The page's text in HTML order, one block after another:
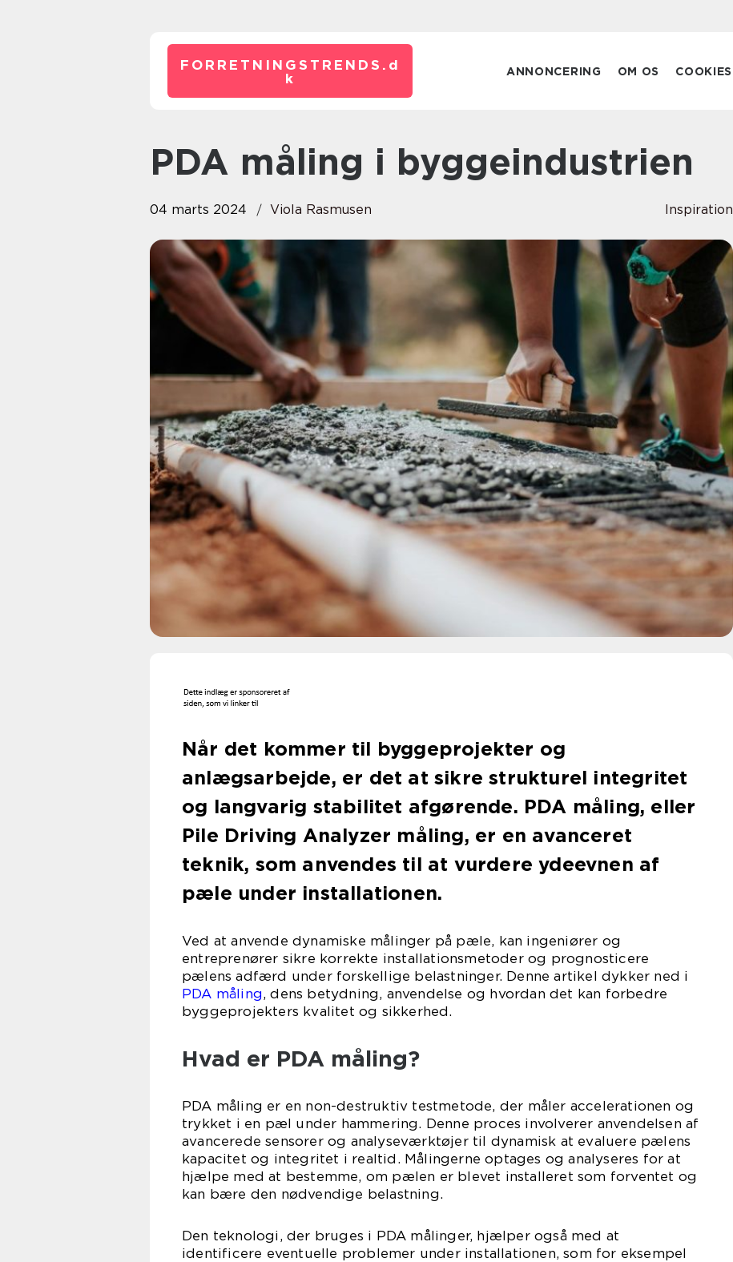
FORRETNINGSTRENDS. d
k
ANNONCERING OM OS COOKIES
PDA måling i byggeindustrien
04 marts 2024 Viola Rasmusen Inspiration
Når det kommer til byggeprojekter og
anlægsarbejde, er det at sikre strukturel integritet
og langvarig stabilitet afgørende. PDA måling, eller
Pile Driving Analyzer måling, er en avanceret
teknik, som anvendes til at vurdere ydeevnen af
pæle under installationen.
Ved at anvende dynamiske målinger på pæle, kan ingeniører og
entreprenører sikre korrekte installationsmetoder og prognosticere
pælens adfærd under forskellige belastninger. Denne artikel dykker ned i
PDA måling, dens betydning, anvendelse og hvordan det kan forbedre
byggeprojekters kvalitet og sikkerhed.
Hvad er PDA måling?
PDA måling er en non-destruktiv testmetode, der måler accelerationen og
trykket i en pæl under hammering. Denne proces involverer anvendelsen af
avancerede sensorer og analyseværktøjer til dynamisk at evaluere pælens
kapacitet og integritet i realtid. Målingerne optages og analyseres for at
hjælpe med at bestemme, om pælen er blevet installeret som forventet og
kan bære den nødvendige belastning.
Den teknologi, der bruges i PDA målinger, hjælper også med at
identificere eventuelle problemer under installationen, som for eksempel